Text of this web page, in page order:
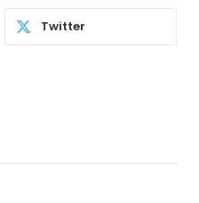
Twitter